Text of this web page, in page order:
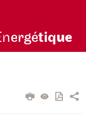
ergétique